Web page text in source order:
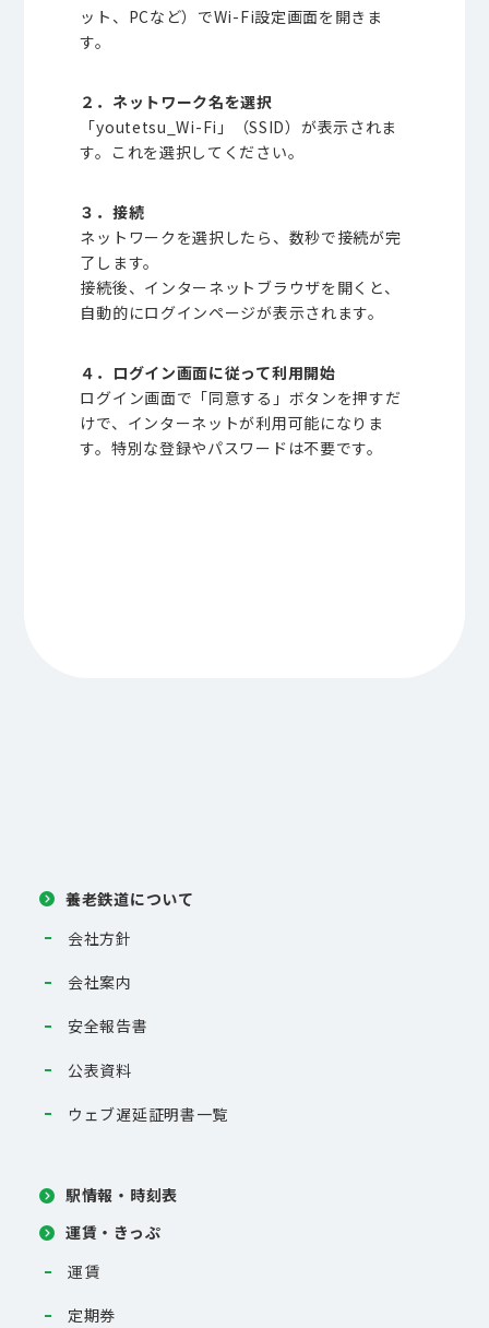
ット、 PCなど）でWi-Fi設定画面を開きま
す。
２．ネットワーク名を選択
「youtetsu_Wi-Fi」（SSID）が表示されま
す。これを選択してください。
３．接続
ネットワークを選択したら、数秒で接続が完
了します。
接続後、インターネットブラウザを開くと、
自動的にログインページが表示されます。
４．ログイン画面に従って利用開始
ログイン画面で「同意する」ボタンを押すだ
けで、インターネットが利用可能になりま
す。特別な登録やパスワードは不要です。
養老鉄道について
会社方針
会社案内
安全報告書
公表資料
ウェブ遅延証明書一覧
駅情報・時刻表
運賃・きっぷ
運賃
定期券